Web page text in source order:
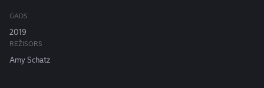
GADS
2019
REŽISORS
Amy Schatz